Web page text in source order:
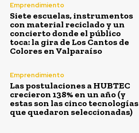
Emprendimiento
Siete escuelas, instrumentos
con material reciclado y un
concierto donde el público
toca: la gira de Los Cantos de
Colores en Valparaíso
Emprendimiento
Las postulaciones a HUBTEC
crecieron 138% en un año (y
estas son las cinco tecnologías
que quedaron seleccionadas)